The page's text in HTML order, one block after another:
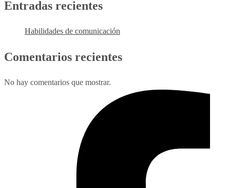
Entradas recientes
Habilidades de comunicación
Comentarios recientes
No hay comentarios que mostrar.